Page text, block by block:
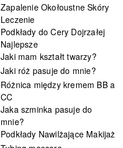
Zapalenie Okołoustne Skóry
Leczenie
Podkłady do Cery Dojrzałej
Najlepsze
Jaki mam kształt twarzy?
Jaki róż pasuje do mnie?
Różnica między kremem BB a
CC
Jaka szminka pasuje do
mnie?
Podkłady Nawilżające Makijaż